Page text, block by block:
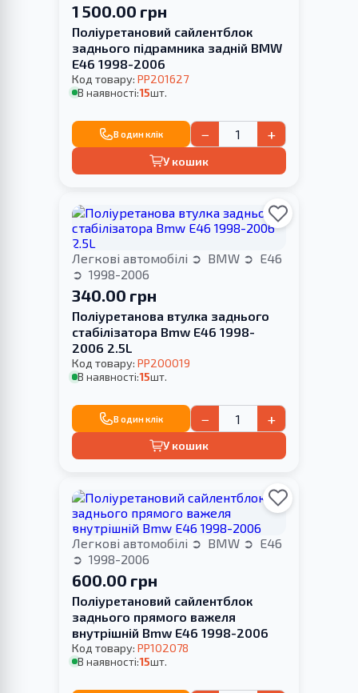
1 500.00 грн
Поліуретановий cайлентблок
заднього підрамника задній BMW
E46 1998-2006
Код товару: PP201627
В наявності:15шт.
В один клік − +
У кошик
Легкові автомобілі BMW
E46
1998-2006
340.00 грн
Поліуретанова втулка заднього
стабілізатора Bmw E46 1998-
2006 2.5L
Код товару: PP200019
В наявності:15шт.
В один клік − +
У кошик
Легкові автомобілі BMW
E46
1998-2006
600.00 грн
Поліуретановий сайлентблок
заднього прямого важеля
внутрішній Bmw E46 1998-2006
Код товару: PP102078
В наявності:15шт.